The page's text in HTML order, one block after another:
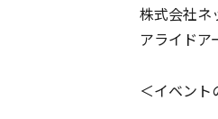
株式会社
アライド
＜イベント